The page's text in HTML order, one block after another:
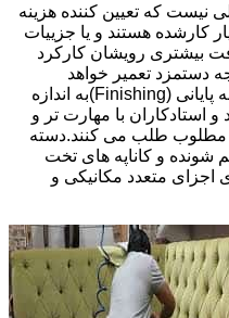
نیست که تعیین کننده هزینه
کارشده هستند و یا جزییات
بیشتری رویشان کارکرد
دستمزد تعمیر خواهد
بود.برخی کارهای ظریف تر در مرحله پایانی (Finishing)به اندازه
استادکاران با مهارت تر و
مطلوب طلب می کنند.دسته
شونده و کاناپه های تخت
اجزای متعدد مکانیکی و